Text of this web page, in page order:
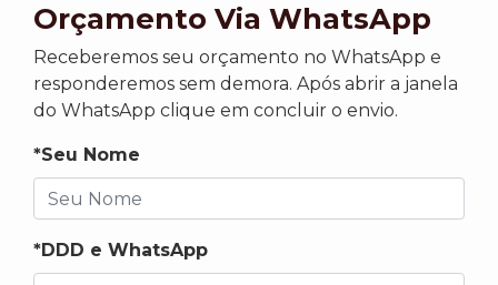
Orçamento Via WhatsApp
Receberemos seu orçamento no WhatsApp e
responderemos sem demora. Após abrir a janela
do WhatsApp clique em concluir o envio.
*Seu Nome
*DDD e WhatsApp